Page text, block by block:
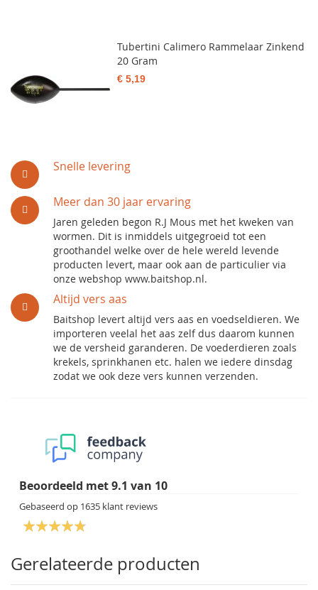
Snelle levering
Meer dan 30 jaar ervaring
Jaren geleden begon R.J Mous met het kweken van
wormen. Dit is inmiddels uitgegroeid tot een
groothandel welke over de hele wereld levende
producten levert, maar ook aan de particulier via
onze webshop www.baitshop.nl.
Altijd vers aas
Baitshop levert altijd vers aas en voedseldieren. We
importeren veelal het aas zelf dus daarom kunnen
we de versheid garanderen. De voederdieren zoals
krekels, sprinkhanen etc. halen we iedere dinsdag
zodat we ook deze vers kunnen verzenden.
Beoordeeld met9.1 van 10
Gebaseerd op 1635 klant reviews
Gerelateerde producten
Tubertini Calimero Rammelaar Zinkend
20 Gram
€ 5,19